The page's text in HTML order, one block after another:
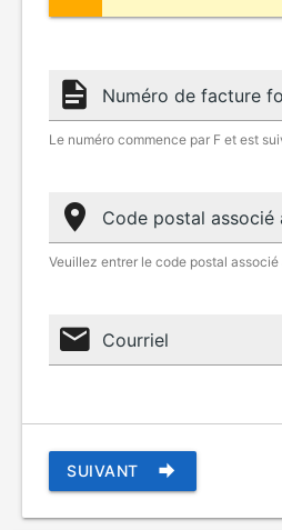
Numéro de facture
Le numéro commence par F et est
Veuillez entrer le code postal
Courriel
SUIVANT